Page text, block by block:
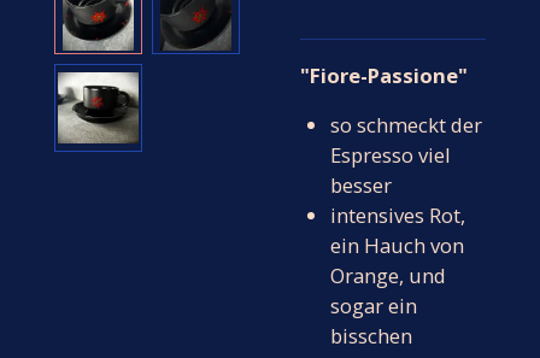
"Fiore-Passione"
so schmeckt der
Espresso viel
besser
intensives Rot,
ein Hauch von
Orange, und
sogar ein
bisschen